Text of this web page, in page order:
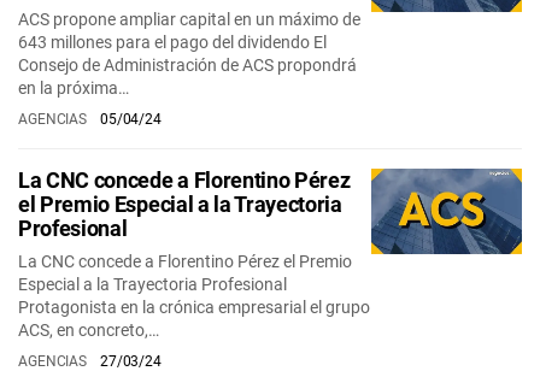
ACS propone ampliar capital en un máximo de
643 millones para el pago del dividendo El
Consejo de Administración de ACS propondrá
en la próxima…
AGENCIAS 05/04/24
La CNC concede a Florentino Pérez
el Premio Especial a la Trayectoria
Profesional
La CNC concede a Florentino Pérez el Premio
Especial a la Trayectoria Profesional
Protagonista en la crónica empresarial el grupo
ACS, en concreto,…
AGENCIAS 27/03/24